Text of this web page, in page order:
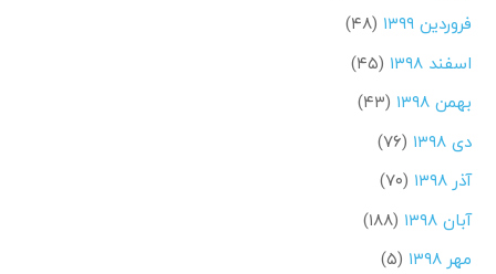
فروردین ۱۳۹۹
(۴۸)
اسفند ۱۳۹۸
(۴۵)
بهمن ۱۳۹۸
(۴۳)
دی ۱۳۹۸
(۷۶)
آذر ۱۳۹۸
(۷۰)
آبان ۱۳۹۸
(۱۸۸)
مهر ۱۳۹۸
(۵)